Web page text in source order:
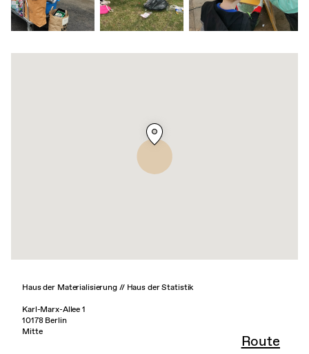
Haus der Materialisierung // Haus der Statistik
Karl-Marx-Allee 1
10178 Berlin
Mitte
Route